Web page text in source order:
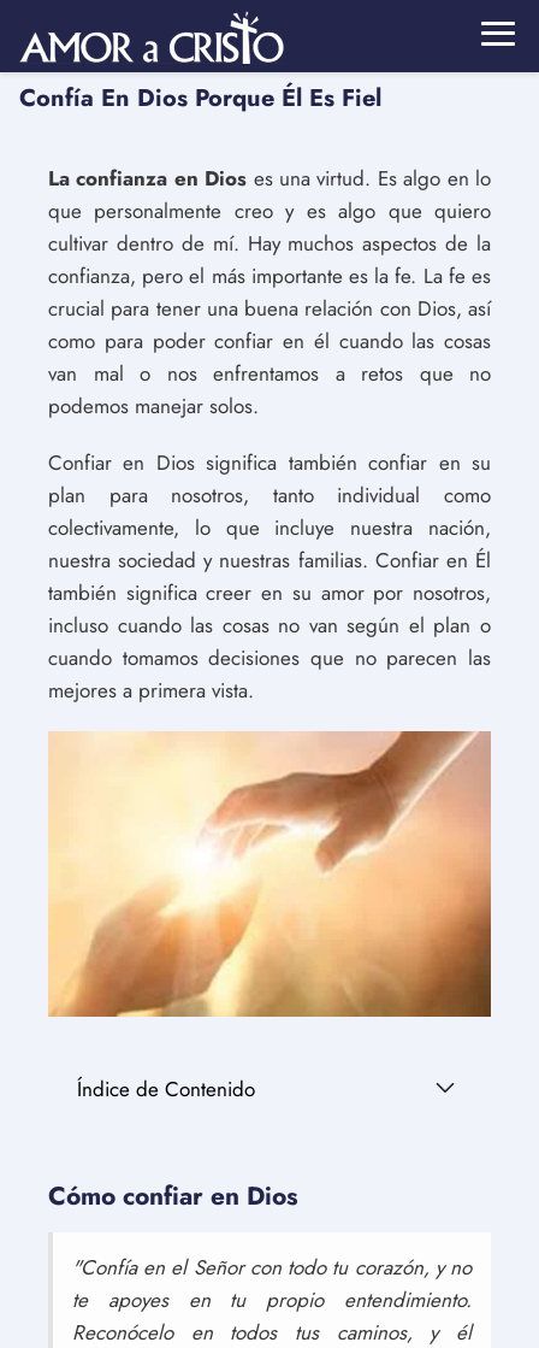
Confía En Dios Porque Él Es Fiel
La confianza en Dios es una virtud. Es algo en lo
que personalmente creo y es algo que quiero
cultivar dentro de mí. Hay muchos aspectos de la
confianza, pero el más importante es la fe. La fe es
crucial para tener una buena relación con Dios, así
como para poder confiar en él cuando las cosas
van mal o nos enfrentamos a retos que no
podemos manejar solos.
Confiar en Dios significa también confiar en su
plan para nosotros, tanto individual como
colectivamente, lo que incluye nuestra nación,
nuestra sociedad y nuestras familias. Confiar en Él
también significa creer en su amor por nosotros,
incluso cuando las cosas no van según el plan o
cuando tomamos decisiones que no parecen las
mejores a primera vista.
Índice de Contenido
Cómo confiar en Dios
"Confía en el Señor con todo tu corazón, y no
te apoyes en tu propio entendimiento.
Reconócelo en todos tus caminos, y él